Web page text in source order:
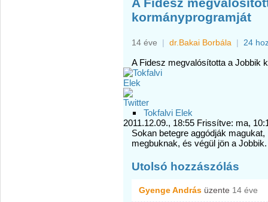
kormányprogramját
14 éve | dr.Bakai Borbála | 24
A Fidesz megvalósította a Jobbik
Tokfalvi Elek
2011.12.09., 18:55 Frissítve: ma,
Sokan betegre aggódják
megbuknak, és végül jön a Jobbik.
Utolsó hozzászólás
Gyenge András üzente 14 éve